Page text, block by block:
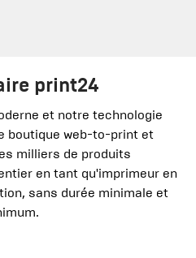
print24
et notre technologie
boutique web-to-print et
milliers de produits
en tant qu'imprimeur en
sans durée minimale et